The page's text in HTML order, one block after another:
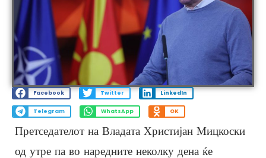
Facebook Twitter LinkedIn
Telegram WhatsApp OK
Претседателот на Владата Христијан Мицкоски
од утре па во наредните неколку дена ќе